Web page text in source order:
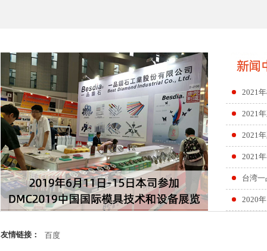
2021
2021
2021
2021
台湾
2020
友情链接： 百度